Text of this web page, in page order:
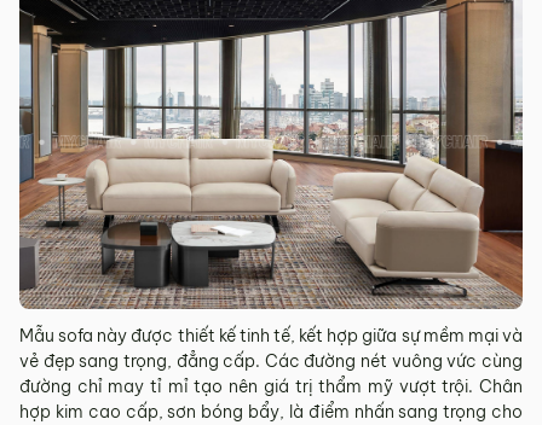
Mẫu sofa này được thiết kế tinh tế, kết hợp giữa sự mềm mại và
vẻ đẹp sang trọng, đẳng cấp. Các đường nét vuông vức cùng
đường chỉ may tỉ mỉ tạo nên giá trị thẩm mỹ vượt trội. Chân
hợp kim cao cấp, sơn bóng bẩy, là điểm nhấn sang trọng cho
tỉnh/thành phố khác
Các Tỉnh/ Thành khác ngoài khu vực Hà Nội, Đà Nẵng và
TP. Hồ Chí Minh phí vận chuyển sẽ được tính trên từng đơn
hàng theo từng khu vực.
Phí giao hàng sẽ được MyChair thông báo và xác nhận với
khách hàng trước khi tiến hành thanh toán đơn hàng và
giao hàng.
Trong quá trình vận chuyển quý khách có bất kỳ thắc mắc,
phát sinh hoặc góp ý nào vui lòng liên hệ Hotline0942 902
468để nhận được sự hỗ trợ nhanh nhất.
4. Chính sách Đổi trả, Hoàn tiền
Thời hạn:Quý khách có thể đổi/trả sản phẩm trong vòng 3
ngày kể từ ngày nhận hàng.